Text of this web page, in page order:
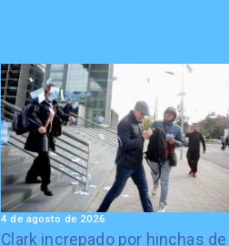
Clark increpado por hinchas de
4 de agosto de 2026